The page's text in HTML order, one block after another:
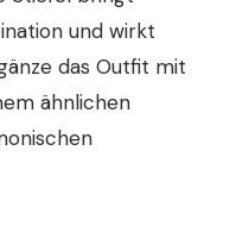
und wirkt
das Outfit mit
ähnlichen